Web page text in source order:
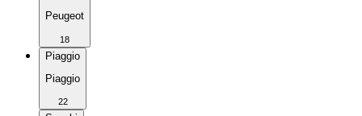
Peugeot
18
Piaggio
Piaggio
22